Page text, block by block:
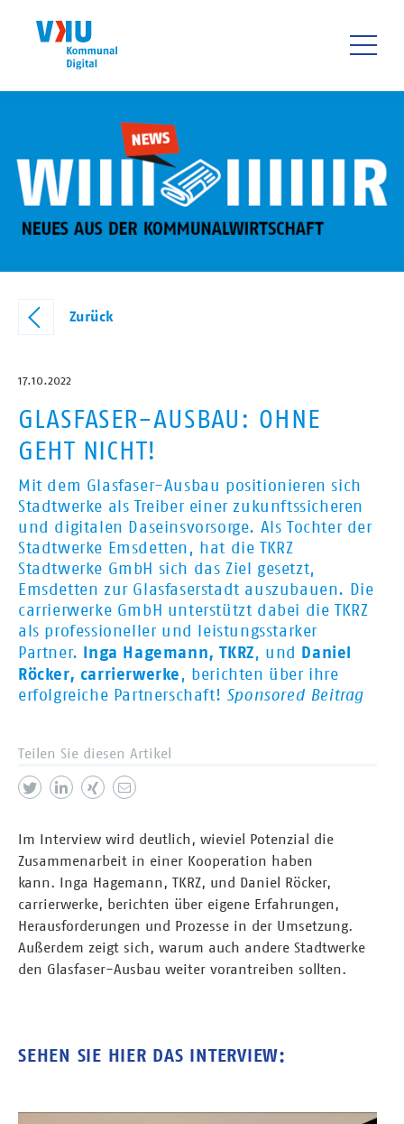
Zurück
17.10.2022
GLASFASER-AUSBAU: OHNE
GEHT NICHT!
Mit dem Glasfaser-Ausbau positionieren sich
Stadtwerke als Treiber einer zukunftssicheren
und digitalen Daseinsvorsorge. Als Tochter der
Stadtwerke Emsdetten, hat die TKRZ
Stadtwerke GmbH sich das Ziel gesetzt,
Emsdetten zur Glasfaserstadt auszubauen. Die
carrierwerke GmbH unterstützt dabei die TKRZ
als professioneller und leistungsstarker
Partner. Inga Hagemann, TKRZ, und Daniel
Röcker, carrierwerke, berichten über ihre
erfolgreiche Partnerschaft! Sponsored Beitrag
Teilen Sie diesen Artikel
Im Interview wird deutlich, wieviel Potenzial die
Zusammenarbeit in einer Kooperation haben
kann. Inga Hagemann, TKRZ, und Daniel Röcker,
carrierwerke, berichten über eigene Erfahrungen,
Herausforderungen und Prozesse in der Umsetzung.
Außerdem zeigt sich, warum auch andere Stadtwerke
den Glasfaser-Ausbau weiter vorantreiben sollten.
SEHEN SIE HIER DAS INTERVIEW: